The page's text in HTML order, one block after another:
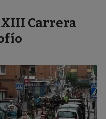
Carrera